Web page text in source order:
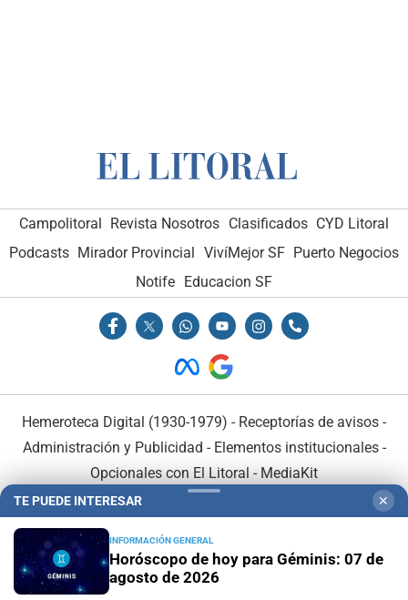
Campolitoral Revista Nosotros Clasificados CYD Litoral
Podcasts Mirador Provincial VivíMejor SF Puerto Negocios
Notife Educacion SF
Hemeroteca Digital (1930-1979) - Receptorías de avisos -
Administración y Publicidad - Elementos institucionales-
Opcionales con El Litoral - MediaKit
TE PUEDE INTERESAR ✕
INFORMACIÓN GENERAL
Horóscopo de hoy para Géminis: 07 de
agosto de 2026